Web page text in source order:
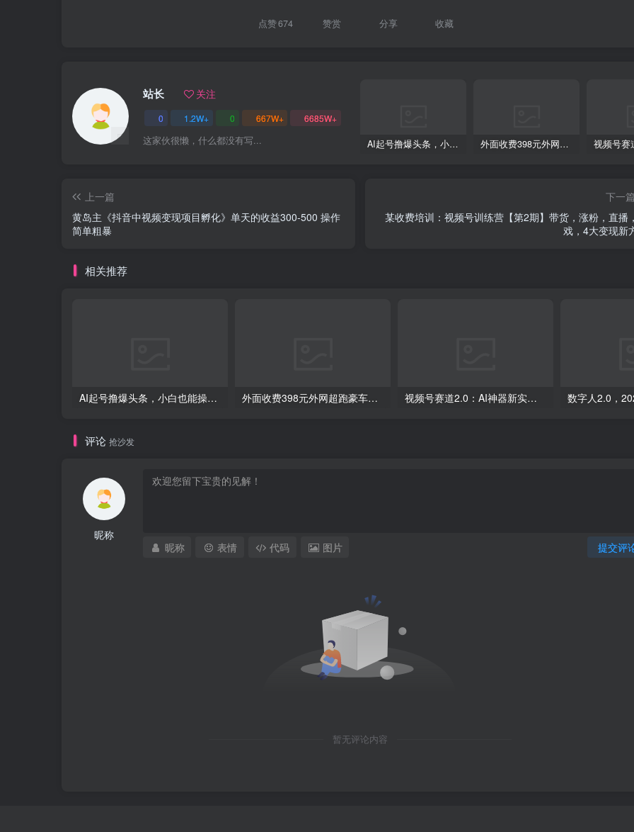
点赞674 赞赏 分享 收藏
站长 关注
0 1.2W+ 0 667W+ 6685W+
这家伙很懒，什么都没有写... AI起号撸爆头条，小白也能操作，日入2000+ 外面收费398元外网超跑豪车汽车视频搬运至快手抖音上热门项目
上一篇
黄岛主《抖音中视频变现项目孵化》单天的收益300-500 操作
简单粗暴
下一
某收费培训：视频号训练营【第2期】带货，涨粉，直播
戏，4大变现新
相关推荐
AI起号撸爆头条，小白也能操作，日入2000+ 外面收费398元外网超跑豪车汽车视频搬运至快手抖音上热门项目 视频号赛道2.0：AI神器新实践！另辟蹊径！五分钟一条作品，小白变高手…
评论 抢沙发
昵称
提交评
昵称 表情 代码 图片
暂无评论内容